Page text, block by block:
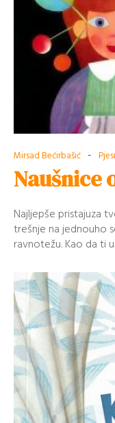
Mirsad Bećirbašić -
Naušnice
Najljepše pristajuza
trešnje na jednouho
ravnotežu. Kao da ti